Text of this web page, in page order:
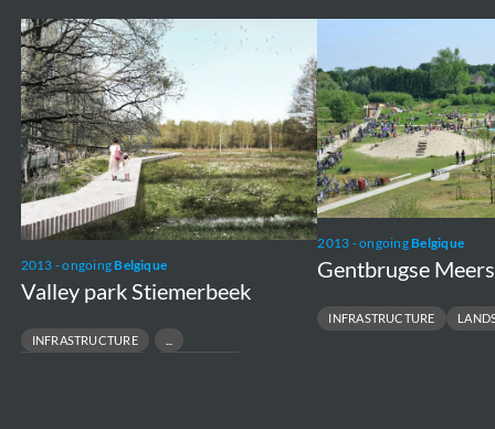
2013 - ongoingBelgique
Valley park Stiemerbeek
INFRASTRUCTURE
Valley
park
Stiemerbeek
2013 - ongoingBelgique
Gentbrugse
INFRASTRUCTURE
Meersen